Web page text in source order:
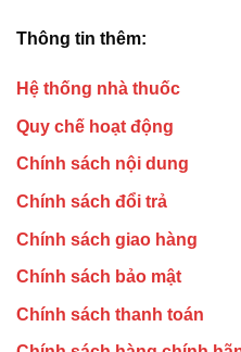
Thông tin thêm:
Hệ thống nhà thuốc
Quy chế hoạt động
Chính sách nội dung
Chính sách đổi trả
Chính sách giao hàng
Chính sách bảo mật
Chính sách thanh toán